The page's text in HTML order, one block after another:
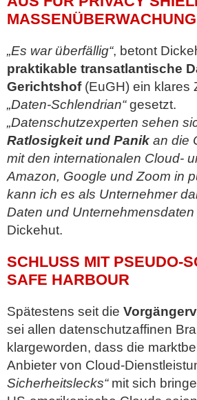
„Es war überfällig“, betont
praktikable transatlantische
Gerichtshof(EuGH) ein klares
„Daten-Schlendrian“gesetzt.
„Datenschutzexperten sehen
Ratlosigkeit und Panik an die
mit den internationalen Cloud-
Amazon, Google und Zoom in
kann ich es als Unternehmer
Daten und
Dickehut.
SCHLUSS MIT PSEUDO-
SAFE HARBOUR
Spätestens seit die
sei allen datenschutzaffinen
klargeworden, dass die
Anbieter von Cloud-
Sicherheitslecks“mit sich